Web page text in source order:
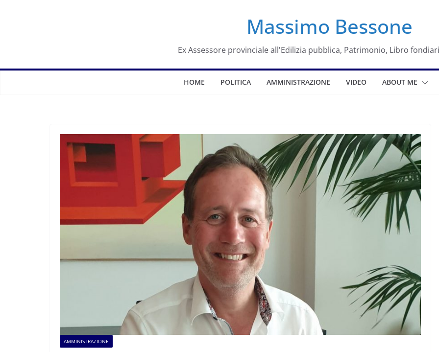
Massimo Bessone
Ex Assessore provinciale all'Edilizia pubblica, Patrimonio, Libro
HOME POLITICA AMMINISTRAZIONE VIDEO ABOUT ME
AMMINISTRAZIONE